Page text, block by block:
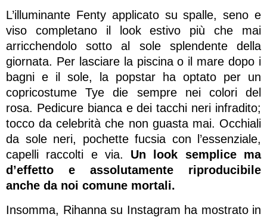
L’illuminante Fenty applicato su spalle, seno e
viso completano il look estivo più che mai
arricchendolo sotto al sole splendente della
giornata. Per lasciare la piscina o il mare dopo i
bagni e il sole, la popstar ha optato per un
copricostume Tye die sempre nei colori del
rosa. Pedicure bianca e dei tacchi neri infradito;
tocco da celebrità che non guasta mai. Occhiali
da sole neri, pochette fucsia con l’essenziale,
capelli raccolti e via. Un look semplice ma
d’effetto e assolutamente riproducibile
anche da noi comune mortali.
Insomma, Rihanna su Instagram ha mostrato in